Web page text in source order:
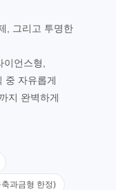
, 그리고 투명한
언스형,
중 자유롭게
지 완벽하게
과금형 한정)